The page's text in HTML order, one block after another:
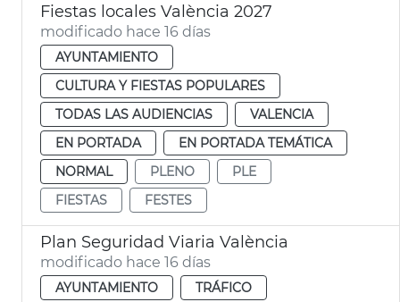
Fiestas locales València 2027
modificado hace 16 días
AYUNTAMIENTO
CULTURA Y FIESTAS POPULARES
TODAS LAS AUDIENCIAS
VALENCIA
EN PORTADA
EN PORTADA TEMÁTICA
NORMAL
PLENO
PLE
FIESTAS
FESTES
Plan Seguridad Viaria València
modificado hace 16 días
AYUNTAMIENTO
TRÁFICO